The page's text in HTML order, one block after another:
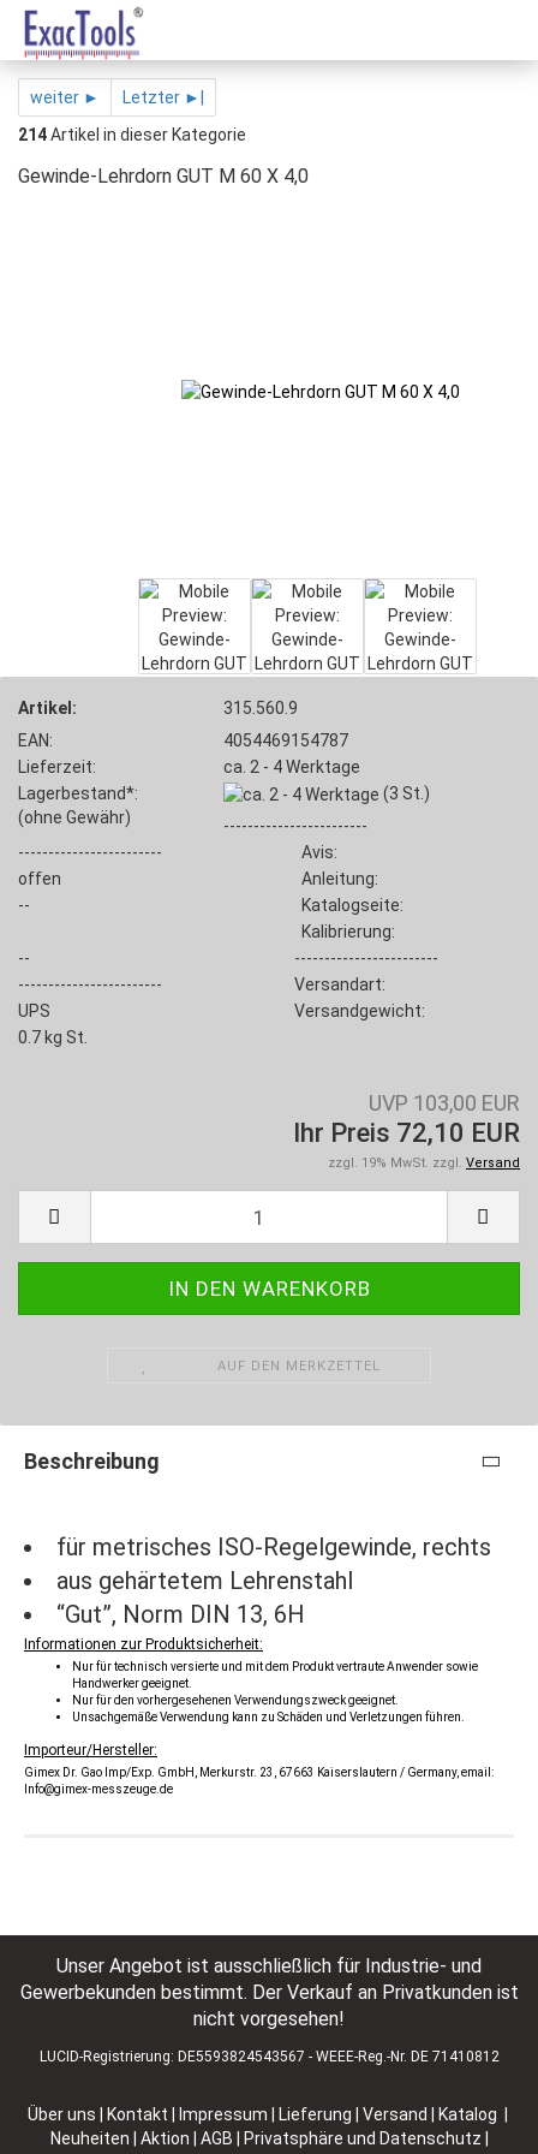
weiter ►
Letzter ►|
214Artikel in dieser Kategorie
Gewinde-Lehrdorn GUT M 60 X 4,0
Artikel:
315.560.9
EAN:
4054469154787
Lieferzeit:
ca. 2 - 4 Werktage
Lagerbestand*:
(ohne Gewähr)
(3 St.)
------------------------
------------------------
Avis:
offen
Anleitung:
--
Katalogseite:
Kalibrierung:
--
------------------------
------------------------
Versandart:
UPS
Versandgewicht:
0.7 kg St.
UVP 103,00 EUR
Ihr Preis 72,10 EUR
zzgl. 19% MwSt. zzgl. Versand
AUF DEN MERKZETTEL
Beschreibung
für metrisches ISO-Regelgewinde, rechts
aus gehärtetem Lehrenstahl
“Gut”, Norm DIN 13, 6H
Informationen zur Produktsicherheit:
Nur für technisch versierte und mit dem Produkt vertraute Anwender sowie
Handwerker geeignet.
Nur für den vorhergesehenen Verwendungszweck geeignet.
Unsachgemäße Verwendung kann zu Schäden und Verletzungen führen.
Importeur/Hersteller:
Gimex Dr. Gao Imp/Exp. GmbH, Merkurstr. 23, 67663 Kaiserslautern / Germany, email:
Info@gimex-messzeuge.de
Unser Angebot ist ausschließlich für Industrie- und
Gewerbekunden bestimmt. Der Verkauf an Privatkunden ist
nicht vorgesehen!
LUCID-Registrierung: DE5593824543567 - WEEE-Reg.-Nr. DE 71410812
Über uns Kontakt Impressum Lieferung | Versand
Katalog |
Neuheiten | Aktion
AGB Privatsphäre und Datenschutz